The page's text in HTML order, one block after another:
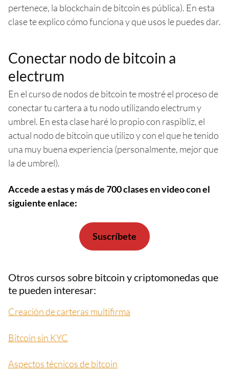
pertenece, la blockchain de bitcoin es pública). En esta
clase te explico cómo funciona y que usos le puedes dar.
Conectar nodo de bitcoin a
electrum
En el curso de nodos de bitcoin te mostré el proceso de
conectar tu cartera a tu nodo utilizando electrum y
umbrel. En esta clase haré lo propio con raspibliz, el
actual nodo de bitcoin que utilizo y con el que he tenido
una muy buena experiencia (personalmente, mejor que
la de umbrel).
Accede a estas y más de 700 clases en videocon el
siguiente enlace:
Suscríbete
Otros cursos sobre bitcoin y criptomonedas que
te pueden interesar:
Creación de carteras multifirma
Bitcoin sin KYC
Aspectos técnicos de bitcoin